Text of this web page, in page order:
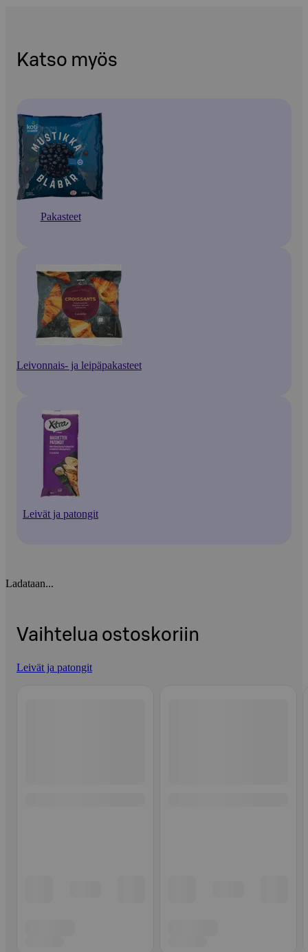
Katso myös
Pakasteet
Leivonnais- ja leipäpakasteet
Leivät ja patongit
Ladataan...
Vaihtelua ostoskoriin
Leivät ja patongit